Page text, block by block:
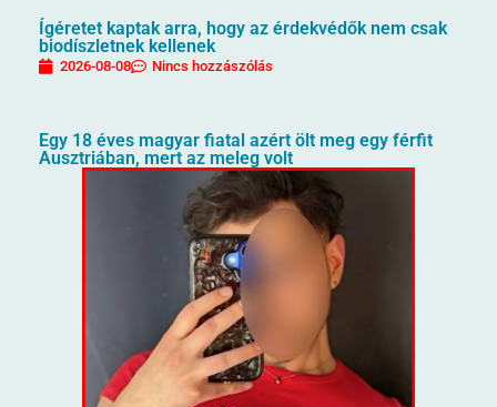
Ígéretet kaptak arra, hogy az érdekvédők nem csak
biodíszletnek kellenek
2026-08-08 Nincs hozzászólás
Egy 18 éves magyar fiatal azért ölt meg egy férfit
Ausztriában, mert az meleg volt